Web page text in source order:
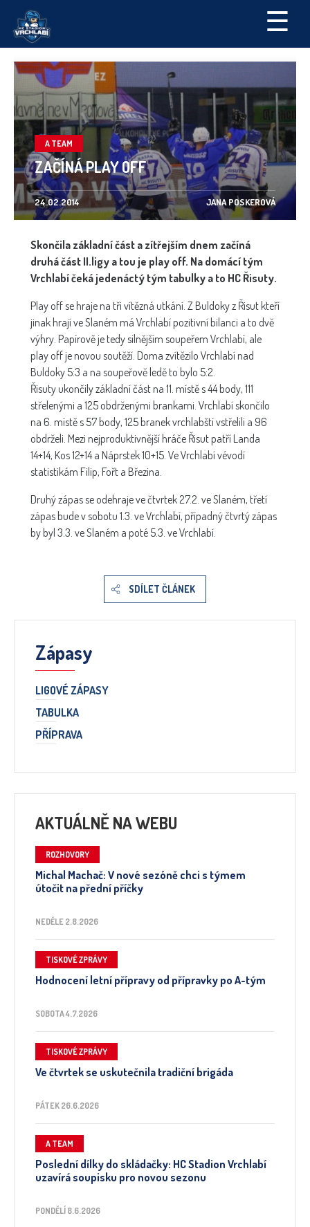
☰
A TEAM
ZAČÍNÁ PLAY OFF
24.02.2014 JANA POSKEROVÁ
Skončila základní část a zítřejším dnem začíná
druhá část II.ligy a tou je play off. Na domácí tým
Vrchlabí čeká jedenáctý tým tabulky a to HC Řisuty.
Play off se hraje na tři vítězná utkání. Z Buldoky z Řisut kteří
jinak hrají ve Slaném má Vrchlabí pozitivní bilanci a to dvě
výhry. Papírově je tedy silnějším soupeřem Vrchlabí, ale
play off je novou soutěží. Doma zvítězilo Vrchlabí nad
Buldoky 5:3 a na soupeřově ledě to bylo 5:2.
Řisuty ukončily základní část na 11. místě s 44 body, 111
střelenými a 125 obdrženými brankami. Vrchlabí skončilo
na 6. místě s 57 body, 125 branek vrchlabští vstřelili a 96
obdrželi. Mezi nejproduktivnější hráče Řisut patří Landa
14+14, Kos 12+14 a Náprstek 10+15. Ve Vrchlabí vévodí
statistikám Filip, Fořt a Březina.
Druhý zápas se odehraje ve čtvrtek 27.2. ve Slaném, třetí
zápas bude v sobotu 1.3. ve Vrchlabí, případný čtvrtý zápas
by byl 3.3. ve Slaném a poté 5.3. ve Vrchlabí.
SDÍLET ČLÁNEK
Zápasy
LIGOVÉ ZÁPASY
TABULKA
PŘÍPRAVA
AKTUÁLNĚ NA WEBU
ROZHOVORY
Michal Machač: V nové sezóně chci s týmem
útočit na přední příčky
NEDĚLE 2.8.2026
TISKOVÉ ZPRÁVY
Hodnocení letní přípravy od přípravky po A-tým
SOBOTA 4.7.2026
TISKOVÉ ZPRÁVY
Ve čtvrtek se uskutečnila tradiční brigáda
PÁTEK 26.6.2026
A TEAM
Poslední dílky do skládačky: HC Stadion Vrchlabí
uzavírá soupisku pro novou sezonu
PONDĚLÍ 8.6.2026